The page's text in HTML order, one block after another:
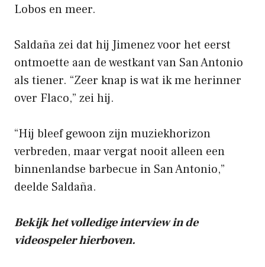
Lobos en meer.
Saldaña zei dat hij Jimenez voor het eerst
ontmoette aan de westkant van San Antonio
als tiener. “Zeer knap is wat ik me herinner
over Flaco,” zei hij.
“Hij bleef gewoon zijn muziekhorizon
verbreden, maar vergat nooit alleen een
binnenlandse barbecue in San Antonio,”
deelde Saldaña.
Bekijk het volledige interview in de
videospeler hierboven.